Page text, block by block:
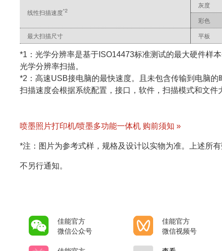
线性扫描速度*2
灰度
彩色
最大扫描尺寸
平板
*1：光学分辨率是基于ISO14473标准测试的最大硬件样
光学分辨率扫描。
*2：高速USB接电脑的最快速度。且未包含传输到电脑的
扫描速度会根据系统配置，接口，软件，扫描模式和文件
喷墨照片打印机/喷墨多功能一体机 购前须知 »
*注：图片为参考式样，规格及设计以实物为准。上述所
不另行通知。
佳能官方
微信公众号
佳能官方
微信视频号